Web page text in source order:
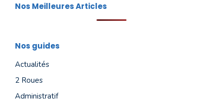
Nos Meilleures Articles
Nos guides
Actualités
2 Roues
Administratif